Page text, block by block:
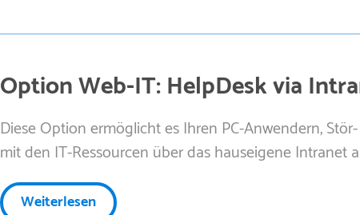
Option Web-IT: HelpDesk via
Diese Option ermöglicht es Ihren PC-Anwendern,
mit den IT-Ressourcen über das hauseigene Intranet
Weiterlesen